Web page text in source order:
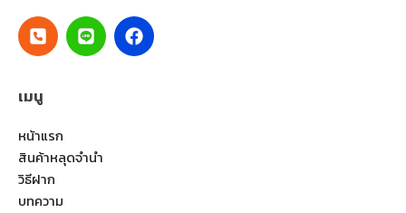
เมนู
หน้าแรก
สินค้าหลุดจำนำ
วิธีฝาก
บทความ